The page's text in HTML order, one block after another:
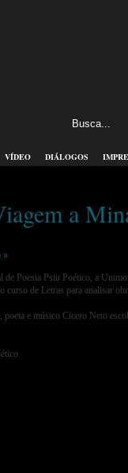
VÍDEO DIÁLOGOS
a
»
Poesia Psiu Poético, a
de Letras para analisar
poeta e músico Cícero Neto